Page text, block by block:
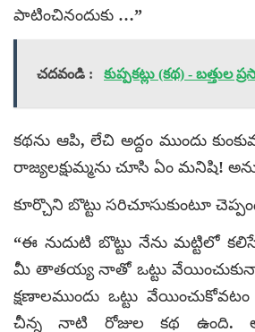
పాటించినందుకు …”
చదవండి : కుప్పకట్లు (కథ) - బత్తుల
కథను ఆపి, లేచి అద్దం ముందు
రాజ్యలక్షుమ్మను చూసి ఏం మనిషి!
కూర్చొని బొట్టు సరిచూసుకుంటూ
“ఈ నుదుటి బొట్టు నేను మట్టిలో
మీ తాతయ్య నాతో ఒట్టు
క్షణాలముందు ఒట్టు
చీన్న నాటి రోజుల కథ ఉంది.